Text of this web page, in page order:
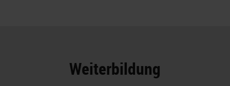
Weiterbildung